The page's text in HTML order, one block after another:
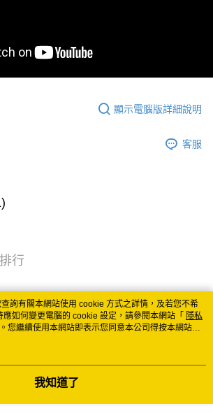
顯示電腦版詳細說明
客服
行
詢有關本網站使用 cookie 方式之詳情，及若您不希
如何變更電腦的 cookie 設定，請參閱本網站「 隱私
您繼續使用本網站即表示您同意本公司得按本網站使
cookie。
我知道了